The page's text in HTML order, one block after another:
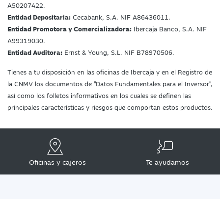
A50207422.
Entidad Depositaria: Cecabank, S.A. NIF A86436011.
Entidad Promotora y Comercializadora: Ibercaja Banco, S.A. NIF
A99319030.
Entidad Auditora: Ernst & Young, S.L. NIF B78970506.
Tienes a tu disposición en las oficinas de Ibercaja y en el Registro de
la CNMV los documentos de "Datos Fundamentales para el Inversor",
así como los folletos informativos en los cuales se definen las
principales características y riesgos que comportan estos productos.
Oficinas y cajeros Te ayudamos